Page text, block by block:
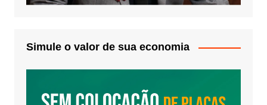
Simule o valor de sua economia